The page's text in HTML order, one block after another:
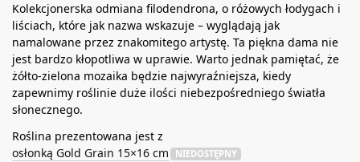
Kolekcjonerska odmiana filodendrona, o różowych łodygach i
liściach, które jak nazwa wskazuje – wyglądają jak
namalowane przez znakomitego artystę. Ta piękna dama nie
jest bardzo kłopotliwa w uprawie. Warto jednak pamiętać, że
żółto-zielona mozaika będzie najwyraźniejsza, kiedy
zapewnimy roślinie duże ilości niebezpośredniego światła
słonecznego.
Roślina prezentowana jest z
osłonką Gold Grain 15×16 cm
NIEDOSTĘPNY